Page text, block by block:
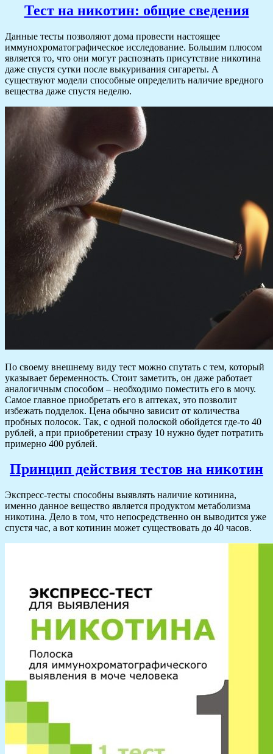
Тест на никотин: общие сведения
Данные тесты позволяют дома провести настоящее
иммунохроматографическое исследование. Большим плюсом
является то, что они могут распознать присутствие никотина
даже спустя сутки после выкуривания сигареты. А
существуют модели способные определить наличие вредного
вещества даже спустя неделю.
По своему внешнему виду тест можно спутать с тем, который
указывает беременность. Стоит заметить, он даже работает
аналогичным способом – необходимо поместить его в мочу.
Самое главное приобретать его в аптеках, это позволит
избежать подделок. Цена обычно зависит от количества
пробных полосок. Так, с одной полоской обойдется где-то 40
рублей, а при приобретении стразу 10 нужно будет потратить
примерно 400 рублей.
Принцип действия тестов на никотин
Экспресс-тесты способны выявлять наличие котинина,
именно данное вещество является продуктом метаболизма
никотина. Дело в том, что непосредственно он выводится уже
спустя час, а вот котинин может существовать до 40 часов.